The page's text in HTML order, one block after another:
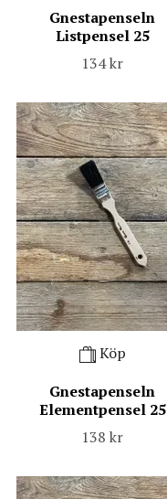
Gnestapenseln
Listpensel 25
134 kr
Köp
Gnestapenseln
Elementpensel 25
138 kr